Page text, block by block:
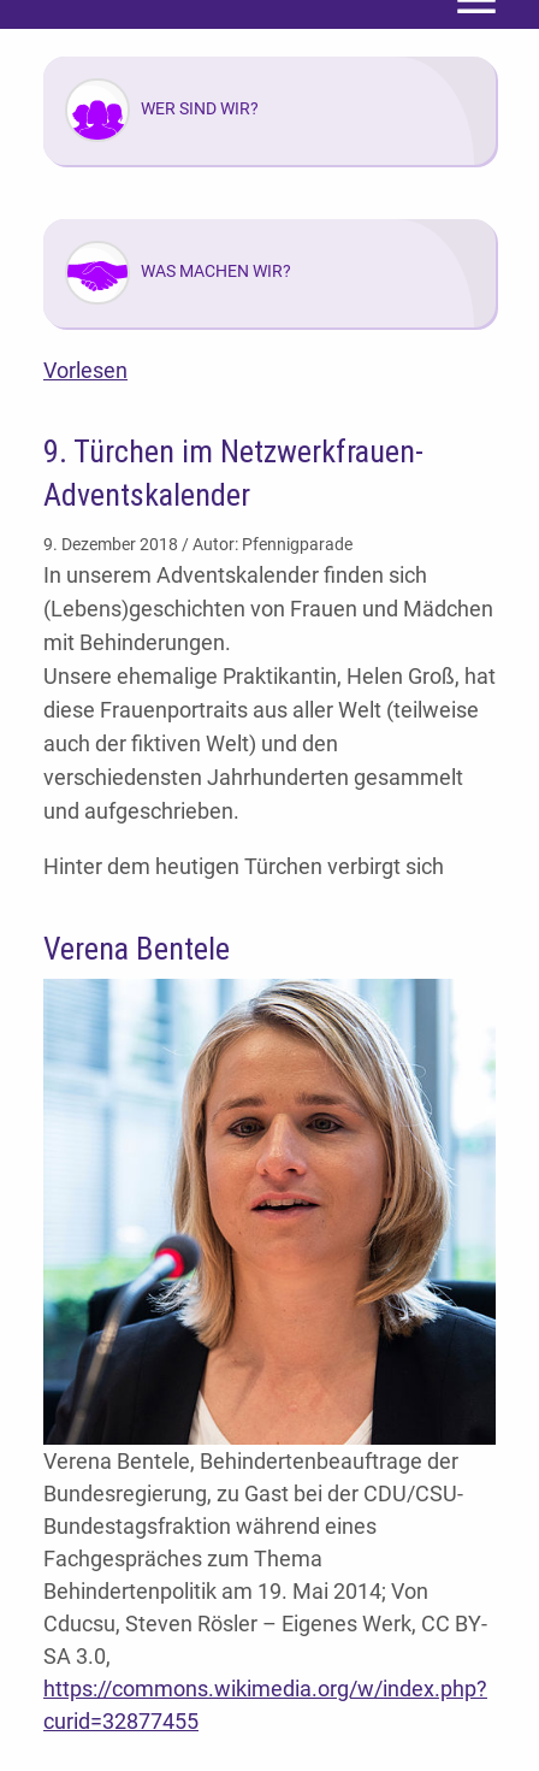
Menü
WER SIND WIR?
WAS MACHEN WIR?
Vorlesen
9. Türchen im Netzwerkfrauen-
Adventskalender
9. Dezember 2018 / Autor: Pfennigparade
In unserem Adventskalender finden sich
(Lebens)geschichten von Frauen und Mädchen
mit Behinderungen.
Unsere ehemalige Praktikantin, Helen Groß, hat
diese Frauenportraits aus aller Welt (teilweise
auch der fiktiven Welt) und den
verschiedensten Jahrhunderten gesammelt
und aufgeschrieben.
Hinter dem heutigen Türchen verbirgt sich
Verena Bentele
Verena Bentele, Behindertenbeauftrage der
Bundesregierung, zu Gast bei der CDU/CSU-
Bundestagsfraktion während eines
Fachgespräches zum Thema
Behindertenpolitik am 19. Mai 2014; Von
Cducsu, Steven Rösler – Eigenes Werk, CC BY-
SA 3.0,
https://commons.wikimedia.org/w/index.php?
curid=32877455